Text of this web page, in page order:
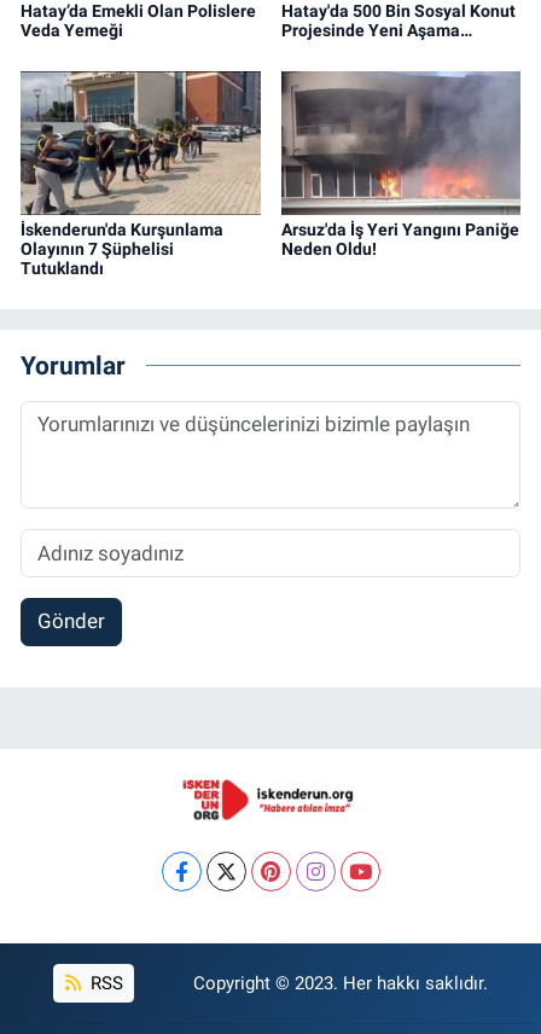
Hatay’da Emekli Olan Polislere
Veda Yemeği
Hatay'da 500 Bin Sosyal Konut
Projesinde Yeni Aşama…
İskenderun'da Kurşunlama
Olayının 7 Şüphelisi
Tutuklandı
Arsuz'da İş Yeri Yangını Paniğe
Neden Oldu!
Yorumlar
Gönder
RSS Copyright © 2023. Her hakkı saklıdır.